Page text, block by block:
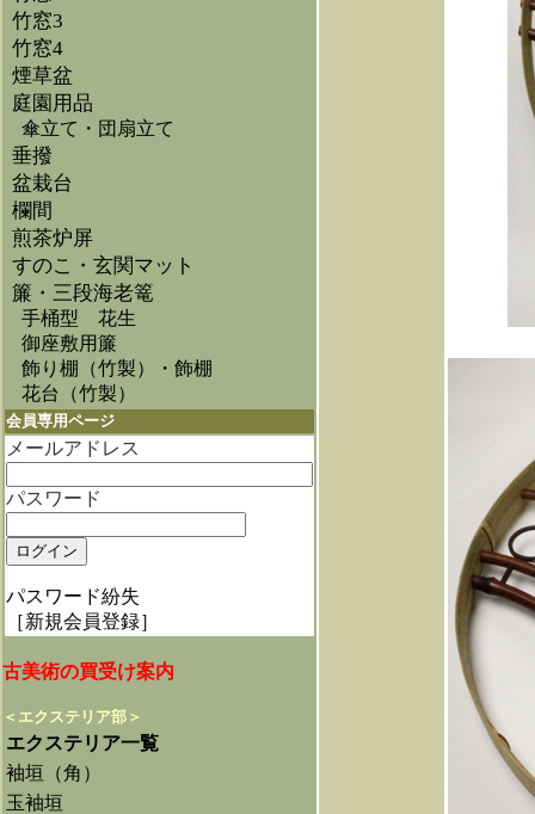
竹窓3
竹窓4
煙草盆
庭園用品
傘立て・団扇立て
垂撥
盆栽台
欄間
煎茶炉屏
すのこ・玄関マット
簾・三段海老篭
手桶型 花生
御座敷用簾
飾り棚（竹製）・飾棚
花台（竹製）
会員専用ページ
メールアドレス
パスワード
パスワード紛失
［新規会員登録］
古美術の買受け案内
＜エクステリア部＞
エクステリア一覧
袖垣（角）
玉袖垣